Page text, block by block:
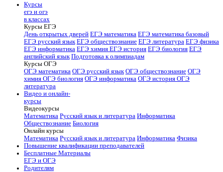
Курсы
егэ и огэ
в классах
Курсы ЕГЭ
День открытых дверей ЕГЭ математика ЕГЭ математика базовый
ЕГЭ русский язык ЕГЭ обществознание ЕГЭ литература ЕГЭ физика
ЕГЭ информатика ЕГЭ химия ЕГЭ история ЕГЭ биология ЕГЭ
английский язык Подготовка к олимпиадам
Курсы ОГЭ
ОГЭ математика ОГЭ русский язык ОГЭ обществознание ОГЭ
химия ОГЭ биология ОГЭ информатика ОГЭ история ОГЭ
литература
Видео и онлайн-
курсы
Видеокурсы
Математика Русский язык и литература Информатика
Обществознание Биология
Онлайн курсы
Математика Русский язык и литература Информатика Физика
Повышение квалификации преподавателей
Бесплатные Материалы
ЕГЭ и ОГЭ
Родителям